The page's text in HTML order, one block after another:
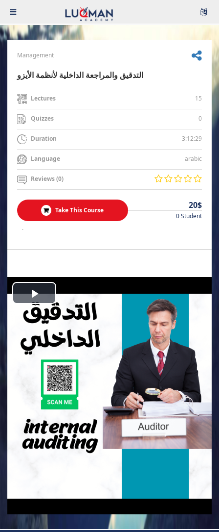
Management
التدقيق والمراجعة الداخلية لأنظمة الأيزو
Lectures 15
Quizzes 0
Duration 3:12:29
Language arabic
Reviews (0)
Take This Course 20$
0 Student
.
Play
Video